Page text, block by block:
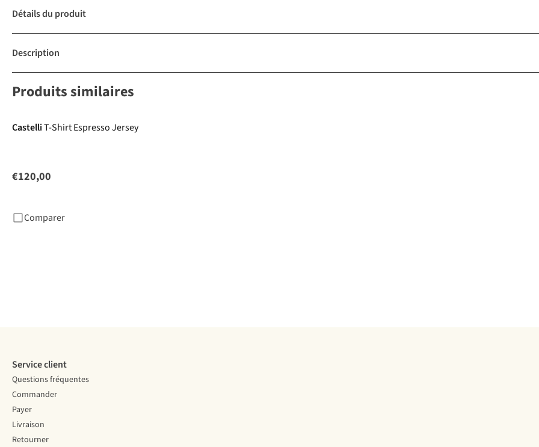
Détails du produit
Description
Produits similaires
CastelliT-Shirt Espresso Jersey
€120,00
Comparer
Service client
Questions fréquentes
Commander
Payer
Livraison
Retourner